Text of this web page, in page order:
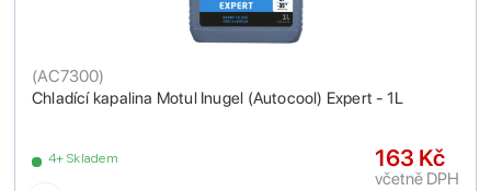
Chladící kapalina Motul Inugel (Autocool) Expert - 1L
(AC7300)
4+ Skladem 163 Kč
včetně DPH